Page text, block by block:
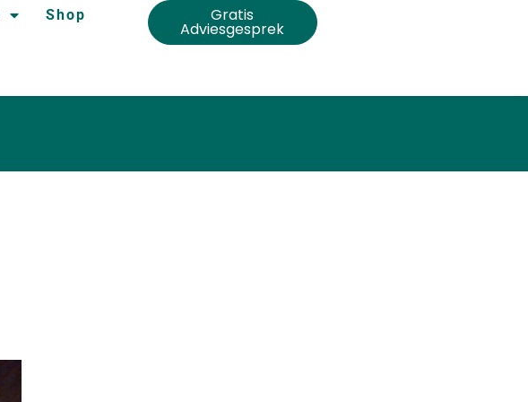
Shop
Gratis
Adviesgesprek